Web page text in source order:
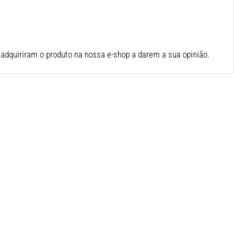
o produto na nossa e-shop a darem a sua opinião.